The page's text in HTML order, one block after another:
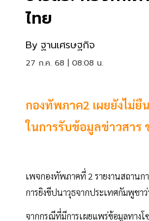
ไทย
By ฐานเศรษฐกิจ
27 ก.ค. 68 | 08:08 น.
กองทัพภาค2 เผยยังไม่
ในการรับข้อมูลข่าวสาร
เพจกองทัพภาคที่ 2 รายงานสถาน
การยิงขีปนาวุธจากประเทศกัมพูชาว่
จากกรณีที่มีการเผยแพร่ข้อมูลทางโ